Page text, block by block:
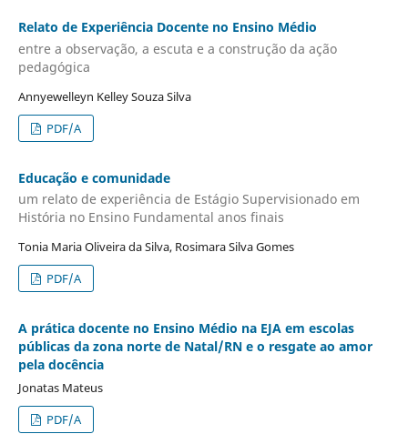
Relato de Experiência Docente no Ensino Médio
entre a observação, a escuta e a construção da ação
pedagógica
Annyewelleyn Kelley Souza Silva
PDF/A
Educação e comunidade
um relato de experiência de Estágio Supervisionado em
História no Ensino Fundamental anos finais
Tonia Maria Oliveira da Silva, Rosimara Silva Gomes
PDF/A
A prática docente no Ensino Médio na EJA em escolas
públicas da zona norte de Natal/RN e o resgate ao amor
pela docência
Jonatas Mateus
PDF/A